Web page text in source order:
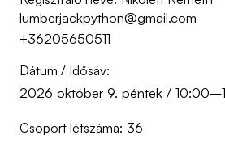
lumberjackpython@gmail.com
+36205650511
Dátum / Idősáv:
2026 október 9. péntek /
Csoport létszáma: 36